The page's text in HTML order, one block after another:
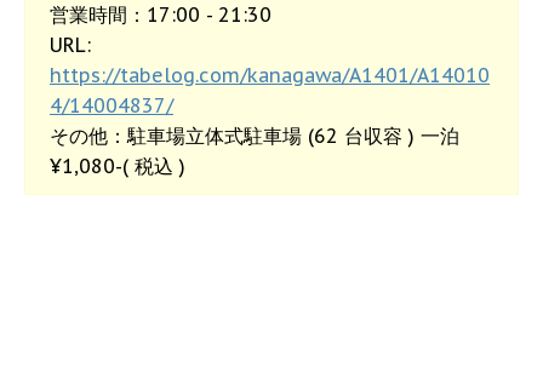
営業時間：17:00 - 21:30
URL:
https://tabelog.com/kanagawa/A1401/A14010
4/14004837/
その他：駐車場立体式駐車場 (62 台収容 ) 一泊
¥1,080-( 税込 )